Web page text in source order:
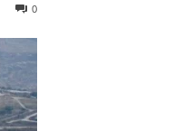
0